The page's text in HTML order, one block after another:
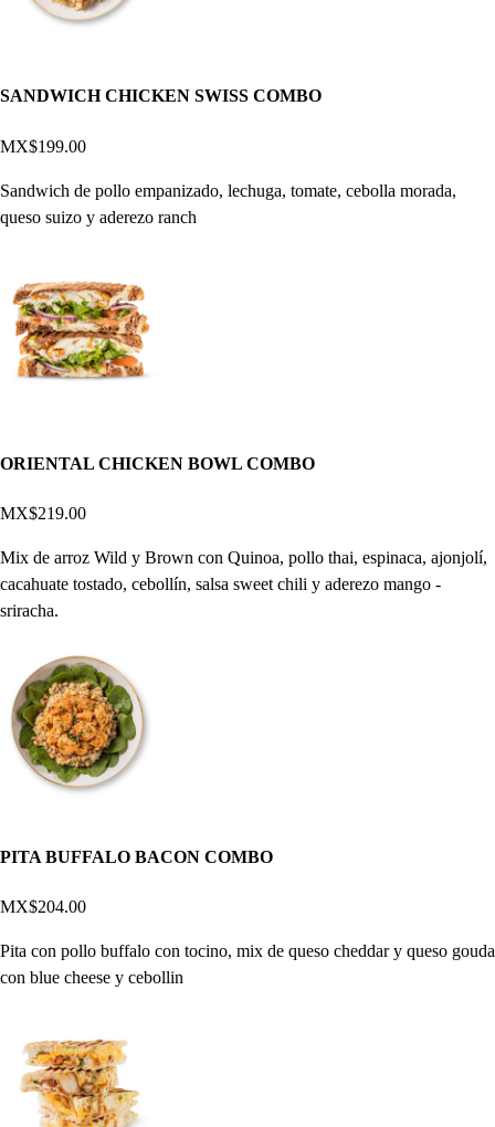
SANDWICH CHICKEN SWISS COMBO
MX$199.00
Sandwich de pollo empanizado, lechuga, tomate, cebolla morada,
queso suizo y aderezo ranch
ORIENTAL CHICKEN BOWL COMBO
MX$219.00
Mix de arroz Wild y Brown con Quinoa, pollo thai, espinaca, ajonjolí,
cacahuate tostado, cebollín, salsa sweet chili y aderezo mango -
sriracha.
PITA BUFFALO BACON COMBO
MX$204.00
Pita con pollo buffalo con tocino, mix de queso cheddar y queso gouda
con blue cheese y cebollin